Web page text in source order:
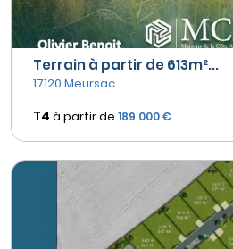
Terrain à partir de 613m²...
17120 Meursac
T4 à partir de 189 000 €